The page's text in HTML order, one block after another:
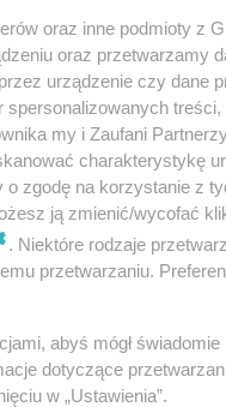
diet
oraz inne podmioty z
oraz przetwarzamy
urządzenie czy dane
my i Zaufani
charakterystykę
zgodę na korzystanie z
ją zmienić/wycofać
. Niektóre rodzaje
przetwarzaniu.
abyś mógł
dotyczące
w „Ustawienia”.